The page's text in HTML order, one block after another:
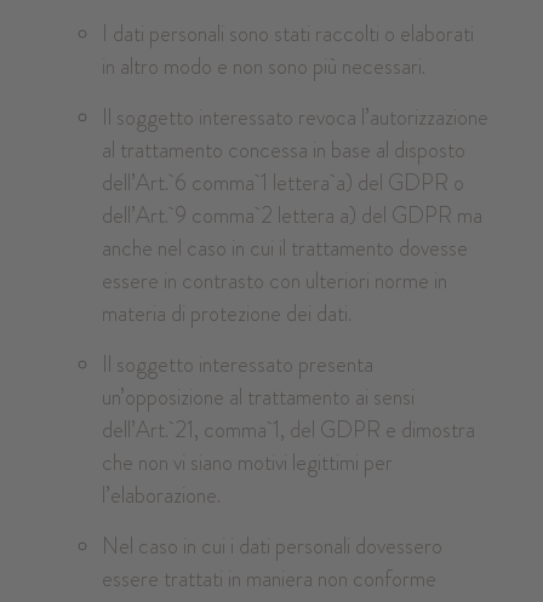
I dati personali sono stati raccolti o elaborati
in altro modo e non sono più necessari.
Il soggetto interessato revoca l’autorizzazione
al trattamento concessa in base al disposto
dell’Art. 6 comma 1 lettera a) del GDPR o
dell’Art. 9 comma 2 lettera a) del GDPR ma
anche nel caso in cui il trattamento dovesse
essere in contrasto con ulteriori norme in
materia di protezione dei dati.
Il soggetto interessato presenta
un’opposizione al trattamento ai sensi
dell’Art. 21, comma 1, del GDPR e dimostra
che non vi siano motivi legittimi per
l’elaborazione.
Nel caso in cui i dati personali dovessero
essere trattati in maniera non conforme